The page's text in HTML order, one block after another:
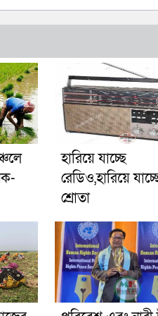
হারিয়ে যাচ্ছে
রেডিও,হারিয়ে
শ্রোতা